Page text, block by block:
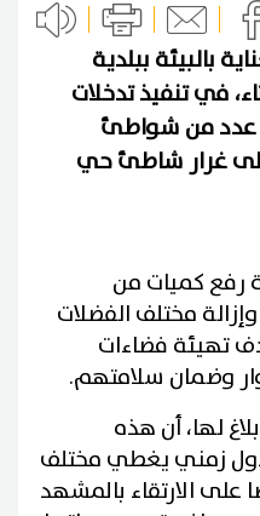
بالبيئة ببلدية
في تنفيذ تدخلات
عدد من شواطئ
غرار شاطئ حي
رفع كميات من
مختلف الفضلات
تهيئة فضاءات
وضمان سلامتهم.
لها، أن هذه
زمني يغطي مختلف
على الارتقاء بالمشهد